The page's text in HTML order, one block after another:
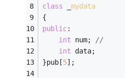
class _mydata
{
public:
int num; //
int data;
}pub[5];